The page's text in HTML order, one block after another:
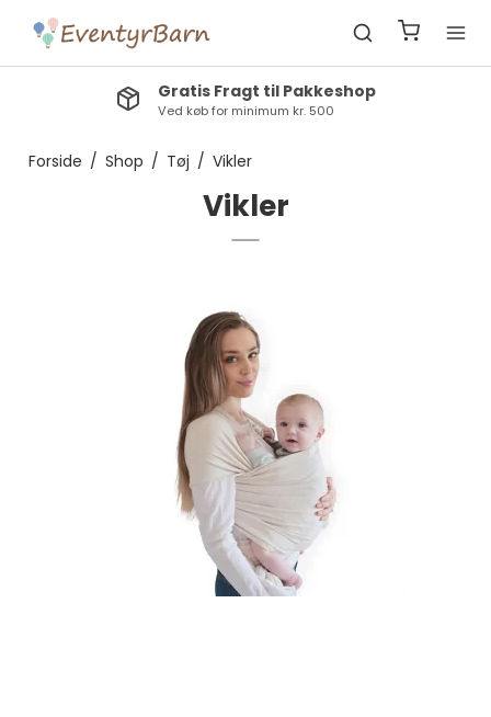
Gratis Fragt til Pakkeshop
Ved køb for minimum kr. 500
Forside / Shop / Tøj / Vikler
Vikler